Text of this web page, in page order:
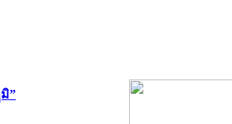
”